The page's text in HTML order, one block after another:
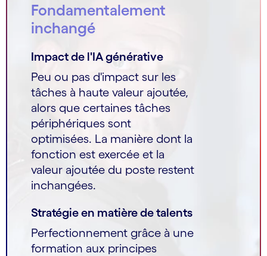
Fondamentalement
inchangé
Impact de l'IA générative
Peu ou pas d'impact sur les
tâches à haute valeur ajoutée,
alors que certaines tâches
périphériques sont
optimisées. La manière dont la
fonction est exercée et la
valeur ajoutée du poste restent
inchangées.
Stratégie en matière de talents
Perfectionnement grâce à une
formation aux principes